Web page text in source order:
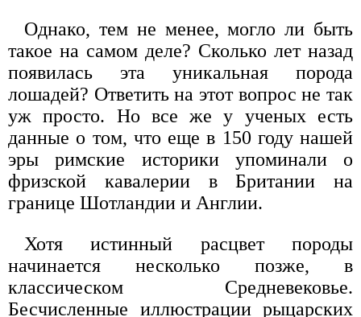
Однако, тем не менее, могло ли быть
такое на самом деле? Сколько лет назад
появилась эта уникальная порода
лошадей? Ответить на этот вопрос не так
уж просто. Но все же у ученых есть
данные о том, что еще в 150 году нашей
эры римские историки упоминали о
фризской кавалерии в Британии на
границе Шотландии и Англии.
Хотя истинный расцвет породы
начинается несколько позже, в
классическом Средневековье.
Бесчисленные иллюстрации рыцарских